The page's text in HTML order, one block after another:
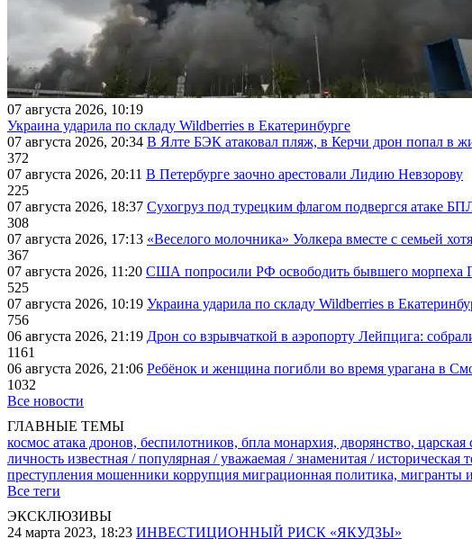
07 августа 2026, 10:19
Украина ударила по складу Wildberries в Екатеринбурге
07 августа 2026, 20:34 В Ялте БЭК атаковал пляж, в Керчи дрон попал в
372
07 августа 2026, 20:11 В Петербурге заочно арестовали Лидию Невзорову
225
07 августа 2026, 18:37 Сухогруз под турецким флагом подвергся атаке
308
07 августа 2026, 17:13 «Веселого молочника» Уолкера вместе с семьей
367
07 августа 2026, 11:20 США попросили РФ освободить бывшего морпеха
525
07 августа 2026, 10:19 Украина ударила по складу Wildberries в
756
06 августа 2026, 21:19 Дрон со взрывчаткой в аэропорту Лейпцига:
1161
06 августа 2026, 21:06 Ребёнок и женщина погибли во время урагана в
1032
Все новости
ГЛАВНЫЕ ТЕМЫ
космос атака дронов, беспилотников, бпла монархия, дворянство, царская
личность известная / популярная / уважаемая / знаменитая / историческая
преступления мошенники коррупция миграционная политика, мигранты
Все теги
ЭКСКЛЮЗИВЫ
24 марта 2023, 18:23 ИНВЕСТИЦИОННЫЙ РИСК «ЯКУДЗЫ»